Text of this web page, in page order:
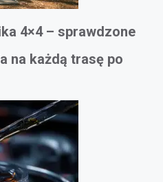
4×4 – sprawdzone
na każdą trasę po